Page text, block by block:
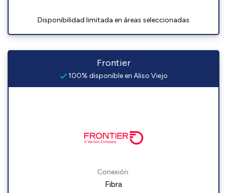
Disponibilidad limitada en áreas seleccionadas
Frontier
100% disponible en Aliso Viejo
Conexión:
Fibra